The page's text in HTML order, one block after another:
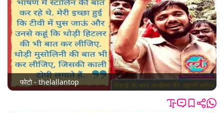
फोटो - thelallantop